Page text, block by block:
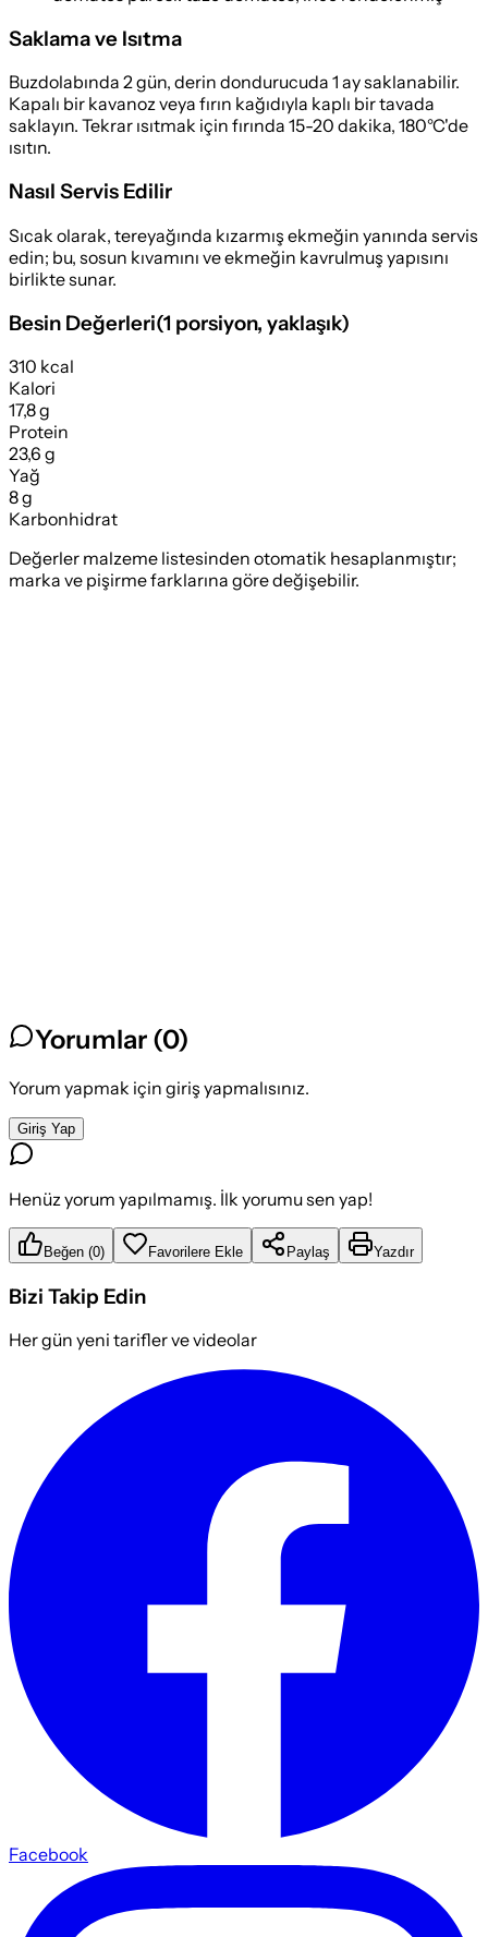
Saklama ve Isıtma
Buzdolabında 2 gün, derin dondurucuda 1 ay saklanabilir.
Kapalı bir kavanoz veya fırın kağıdıyla kaplı bir tavada
saklayın. Tekrar ısıtmak için fırında 15-20 dakika, 180°C'de
ısıtın.
Nasıl Servis Edilir
Sıcak olarak, tereyağında kızarmış ekmeğin yanında servis
edin; bu, sosun kıvamını ve ekmeğin kavrulmuş yapısını
birlikte sunar.
Besin Değerleri(1 porsiyon, yaklaşık)
310 kcal
Kalori
17,8 g
Protein
23,6 g
Yağ
8 g
Karbonhidrat
Değerler malzeme listesinden otomatik hesaplanmıştır;
marka ve pişirme farklarına göre değişebilir.
Yorumlar (0)
Yorum yapmak için giriş yapmalısınız.
Giriş Yap
Henüz yorum yapılmamış. İlk yorumu sen yap!
Beğen (0) Favorilere Ekle Paylaş Yazdır
Bizi Takip Edin
Her gün yeni tarifler ve videolar
Facebook